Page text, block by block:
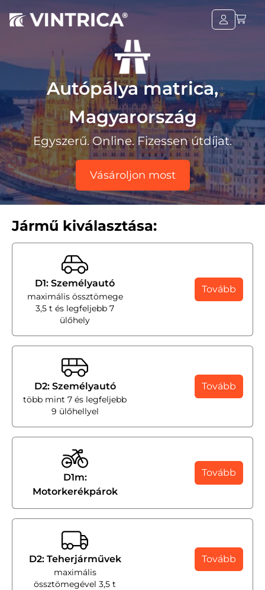
Autópálya matrica,
Magyarország
Egyszerű. Online. Fizessen útdíjat.
Vásároljon most
Jármű kiválasztása:
D1: Személyautó
maximális össztömege
3,5 t és legfeljebb 7
ülőhely
Tovább
D2: Személyautó
több mint 7 és legfeljebb
9 ülőhellyel
Tovább
D1m:
Motorkerékpárok
Tovább
D2: Teherjárművek
maximális
össztömegével 3,5 t
Tovább